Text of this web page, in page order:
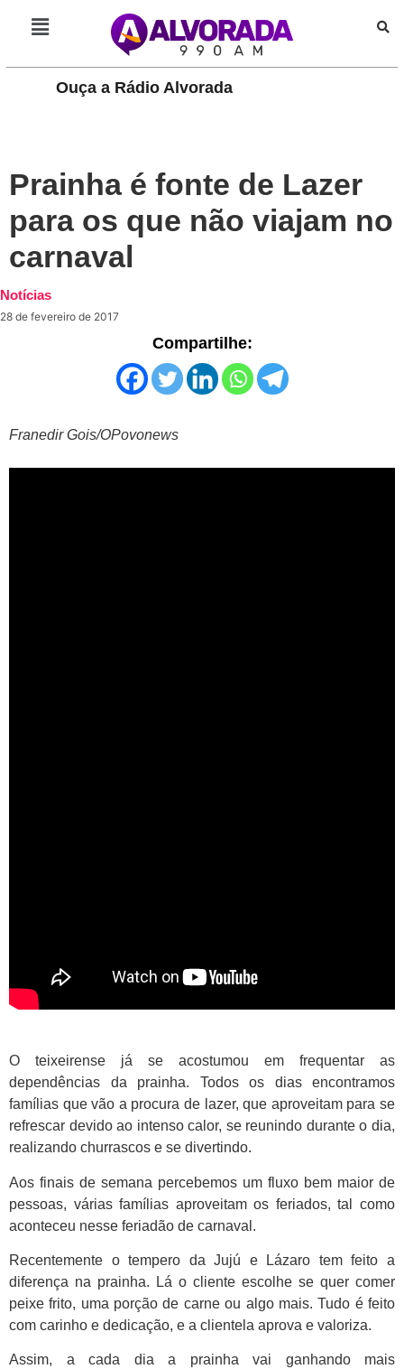
Ouça a Rádio Alvorada
Prainha é fonte de Lazer
para os que não viajam no
carnaval
Notícias
28 de fevereiro de 2017
Compartilhe:
Franedir Gois/OPovonews
O teixeirense já se acostumou em frequentar as
dependências da prainha. Todos os dias encontramos
famílias que vão a procura de lazer, que aproveitam para se
refrescar devido ao intenso calor, se reunindo durante o dia,
realizando churrascos e se divertindo.
Aos finais de semana percebemos um fluxo bem maior de
pessoas, várias famílias aproveitam os feriados, tal como
aconteceu nesse feriadão de carnaval.
Recentemente o tempero da Jujú e Lázaro tem feito a
diferença na prainha. Lá o cliente escolhe se quer comer
peixe frito, uma porção de carne ou algo mais. Tudo é feito
com carinho e dedicação, e a clientela aprova e valoriza.
Assim, a cada dia a prainha vai ganhando mais